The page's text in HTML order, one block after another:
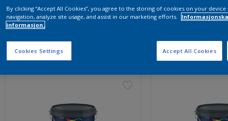
36produkter funnet
By clicking “Accept All Cookies”, you agree to the storing of cookies on your
navigation, analyze site usage, and assist in our marketing efforts.
informasjon.
Cookies Settings Accept All Cookies